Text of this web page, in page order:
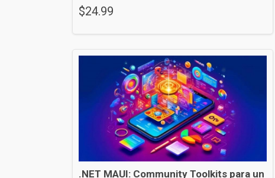
$24.99
.NET MAUI: Community Toolkits para un